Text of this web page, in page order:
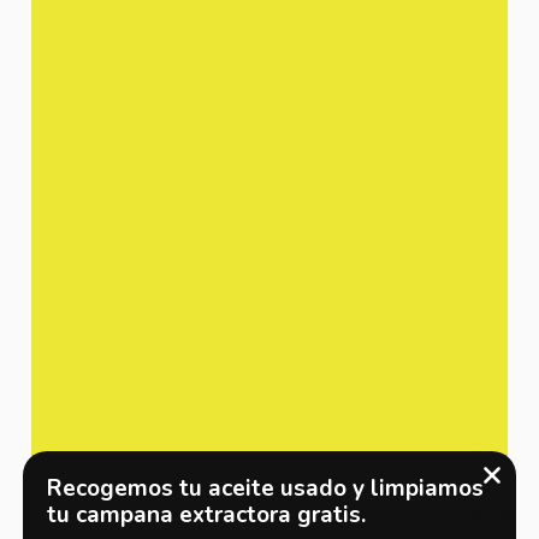
Recogemos tu aceite usado y limpiamos
tu campana extractora gratis.